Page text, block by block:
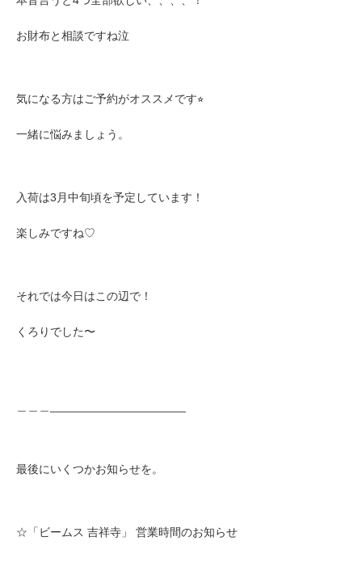
お財布と相談ですね泣
気になる方はご予約がオススメです⭐︎
一緒に悩みましょう。
入荷は3月中旬頃を予定しています！
楽しみですね♡
それでは今日はこの辺で！
くろりでした〜
最後にいくつかお知らせを。
☆「ビームス 吉祥寺」 営業時間のお知らせ